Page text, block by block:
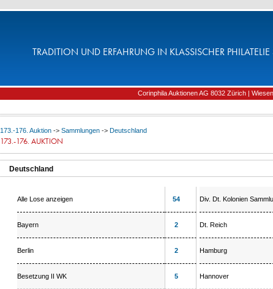
TRADITION UND ERFAHRUNG IN KLASSISCHER PHILATELIE
Corinphila Auktionen AG 8032 Zürich |
173.-176. Auktion -> Sammlungen -> Deutschland
173.-176. AUKTION
Deutschland
Alle Lose anzeigen 54
Bayern 2
Berlin 2
Besetzung II WK 5
Div. Dt. Kolonien
Dt. Reich
Hamburg
Hannover